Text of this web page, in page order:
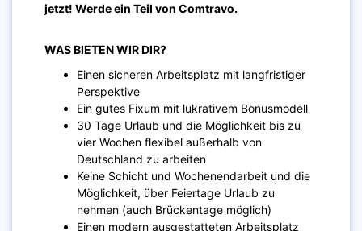
jetzt! Werde ein Teil von Comtravo.
WAS BIETEN WIR DIR?
Einen sicheren Arbeitsplatz mit langfristiger
Perspektive
Ein gutes Fixum mit lukrativem Bonusmodell
30 Tage Urlaub und die Möglichkeit bis zu
vier Wochen flexibel außerhalb von
Deutschland zu arbeiten
Keine Schicht und Wochenendarbeit und die
Möglichkeit, über Feiertage Urlaub zu
nehmen (auch Brückentage möglich)
Einen modern ausgestatteten Arbeitsplatz